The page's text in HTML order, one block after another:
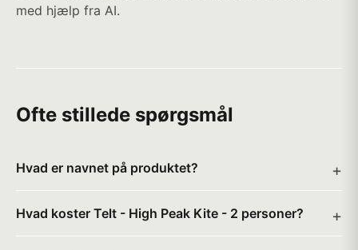
med hjælp fra AI.
Ofte stillede spørgsmål
Hvad er navnet på produktet?
Hvad koster Telt - High Peak Kite - 2 personer?